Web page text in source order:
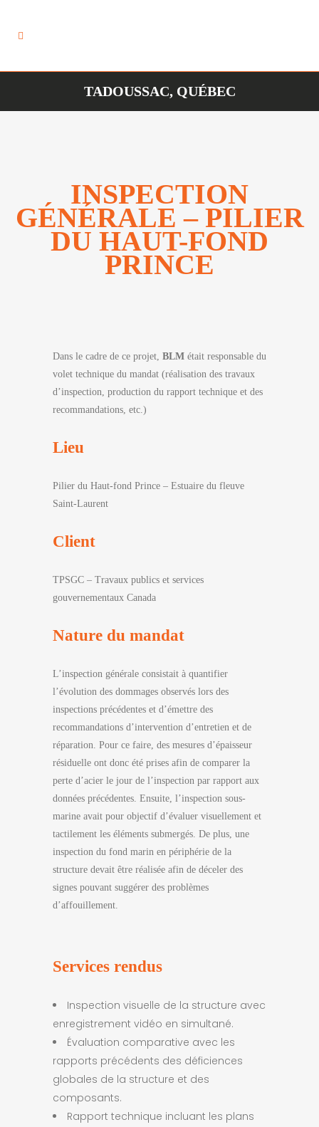
TADOUSSAC, QUÉBEC
INSPECTION
GÉNÉRALE – PILIER
DU HAUT-FOND
PRINCE
Dans le cadre de ce projet, BLM était responsable du
volet technique du mandat (réalisation des travaux
d’inspection, production du rapport technique et des
recommandations, etc.)
Lieu
Pilier du Haut-fond Prince – Estuaire du fleuve
Saint-Laurent
Client
TPSGC – Travaux publics et services
gouvernementaux Canada
Nature du mandat
L’inspection générale consistait à quantifier
l’évolution des dommages observés lors des
inspections précédentes et d’émettre des
recommandations d’intervention d’entretien et de
réparation. Pour ce faire, des mesures d’épaisseur
résiduelle ont donc été prises afin de comparer la
perte d’acier le jour de l’inspection par rapport aux
données précédentes. Ensuite, l’inspection sous-
marine avait pour objectif d’évaluer visuellement et
tactilement les éléments submergés. De plus, une
inspection du fond marin en périphérie de la
structure devait être réalisée afin de déceler des
signes pouvant suggérer des problèmes
d’affouillement.
Services rendus
Inspection visuelle de la structure avec
enregistrement vidéo en simultané.
Évaluation comparative avec les
rapports précédents des déficiences
globales de la structure et des
composants.
Rapport technique incluant les plans